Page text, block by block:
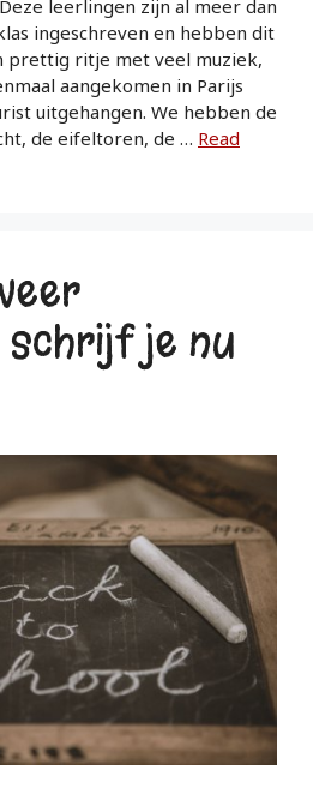
leerlingen zijn al meer dan
ingeschreven en hebben dit
prettig ritje met veel muziek,
aangekomen in Parijs
uitgehangen. We hebben de
de eifeltoren, de … Read
schrijf je nu